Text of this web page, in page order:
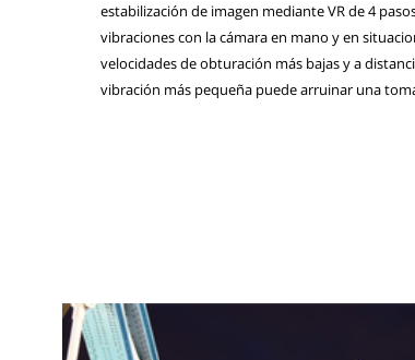
estabilización de imagen mediante VR de 4
vibraciones con la cámara en mano y en
velocidades de obturación más bajas y a
vibración más pequeña puede arruinar una